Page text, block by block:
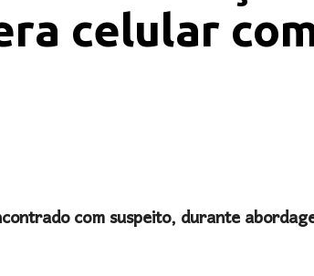
celular
com suspeito, durante